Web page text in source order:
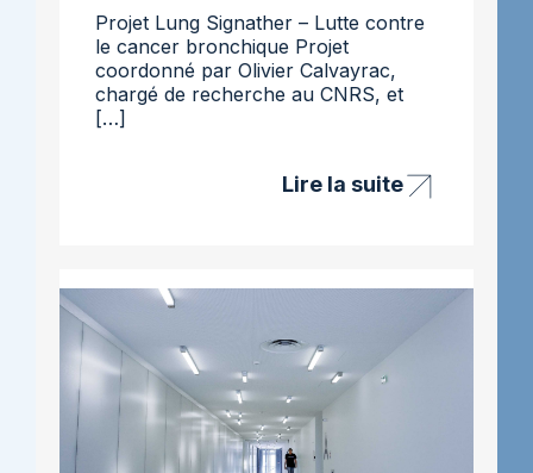
Projet Lung Signather – Lutte contre
le cancer bronchique Projet
coordonné par Olivier Calvayrac,
chargé de recherche au CNRS, et
[…]
Lire la suite
Projet
lutte
le
cancer
bronchique